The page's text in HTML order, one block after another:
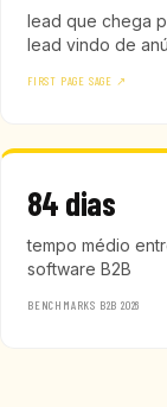
lead que chega
lead vindo de
FIRST PAGE SAGE ↗
84 dias
tempo médio
software B2B
BENCHMARKS B2B 2026